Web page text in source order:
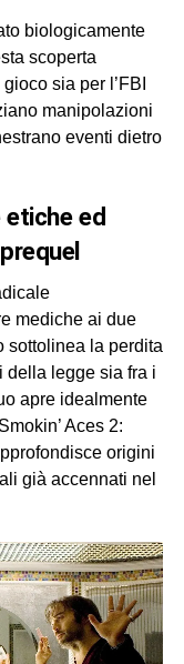
biologicamente
scoperta
sia per l’FBI
manipolazioni
eventi dietro
mediche ai due
sottolinea la perdita
della legge sia fra i
apre idealmente
Aces 2:
origini
già accennati nel